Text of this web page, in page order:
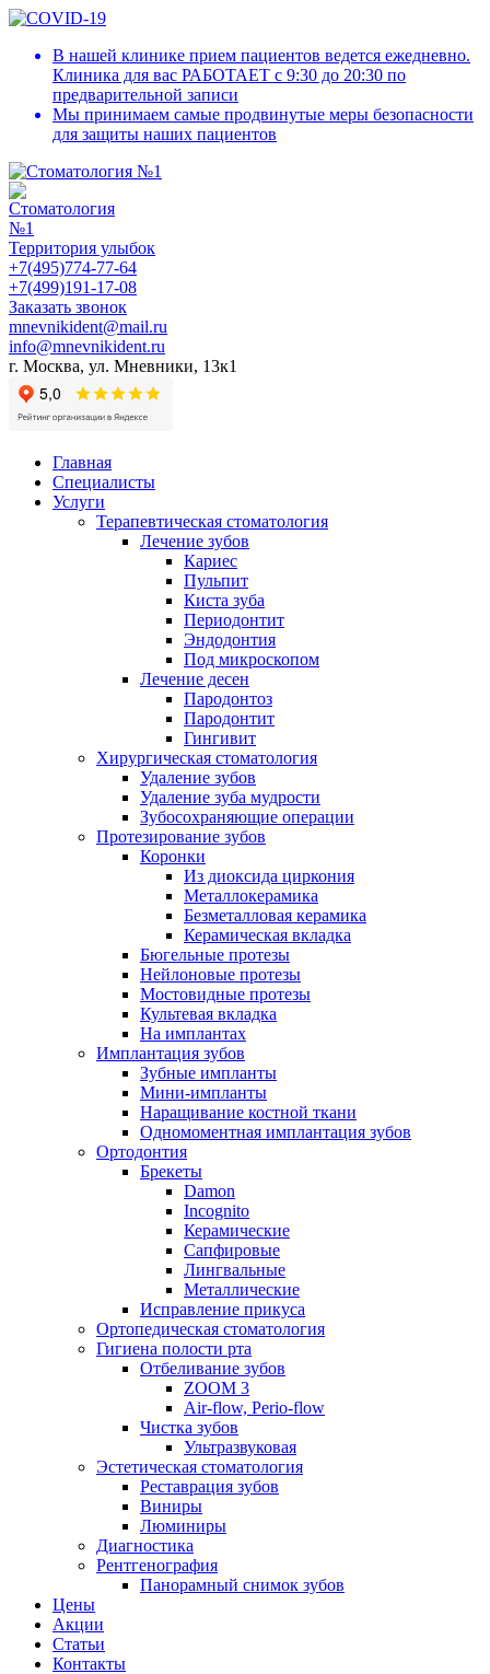
В нашей клинике прием пациентов ведется ежедневно.
Клиника для вас РАБОТАЕТ с 9:30 до 20:30 по
предварительной записи
Мы принимаем самые продвинутые меры безопасности
для защиты наших пациентов
Территория улыбок
+7(495)774-77-64
+7(499)191-17-08
Заказать звонок
mnevnikident@mail.ru
info@mnevnikident.ru
г. Москва, ул. Мневники, 13к1
Главная
Специалисты
Услуги
Терапевтическая стоматология
Лечение зубов
Кариес
Пульпит
Киста зуба
Периодонтит
Эндодонтия
Под микроскопом
Лечение десен
Пародонтоз
Пародонтит
Гингивит
Хирургическая стоматология
Удаление зубов
Удаление зуба мудрости
Зубосохраняющие операции
Протезирование зубов
Коронки
Из диоксида циркония
Металлокерамика
Безметалловая керамика
Керамическая вкладка
Бюгельные протезы
Нейлоновые протезы
Мостовидные протезы
Культевая вкладка
На имплантах
Имплантация зубов
Зубные импланты
Мини-импланты
Наращивание костной ткани
Одномоментная имплантация зубов
Ортодонтия
Брекеты
Damon
Incognito
Керамические
Сапфировые
Лингвальные
Металлические
Исправление прикуса
Ортопедическая стоматология
Гигиена полости рта
Отбеливание зубов
ZOOM 3
Air-flow, Perio-flow
Чистка зубов
Ультразвуковая
Эстетическая стоматология
Реставрация зубов
Виниры
Люминиры
Диагностика
Рентгенография
Панорамный снимок зубов
Цены
Акции
Статьи
Контакты